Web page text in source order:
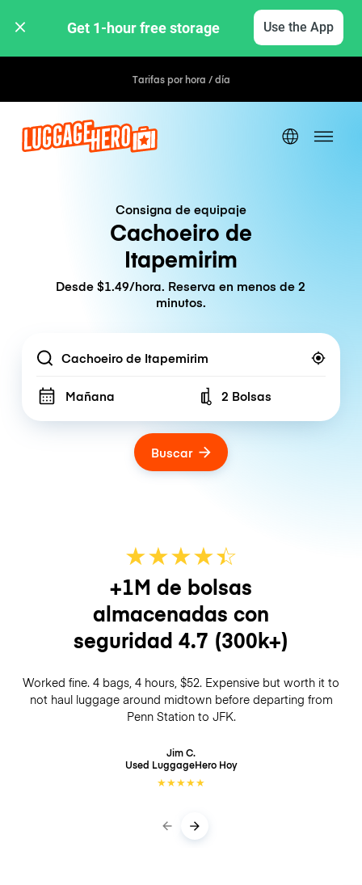
Get 1-hour free storage Use the App
Tarifas por hora / día
Consigna de equipaje
Cachoeiro de
Itapemirim
Desde $1.49/hora. Reserva en menos de 2
minutos.
Location
Mañana Number of bags
2 Bolsas
Buscar
★★★★☆
★
+1M de bolsas
almacenadas con
seguridad 4.7 (300k+)
Worked fine. 4 bags, 4 hours, $52. Expensive but worth it to
not haul luggage around midtown before departing from
Penn Station to JFK.
Jim C.
Used LuggageHero Hoy
★★★★★